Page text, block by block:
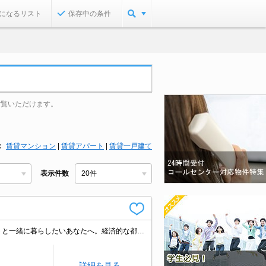
なるリスト 保存中の条件
いただけます。
賃貸マンション 賃貸アパート 賃貸一戸建て
表示件数